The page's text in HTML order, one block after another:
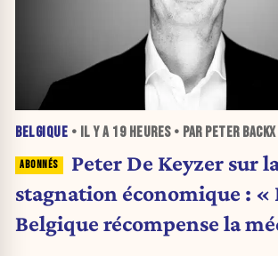
BELGIQUE • IL Y A 19 HEURES• PAR PETER BACKX
Peter De Keyzer sur
stagnation économique : «
Belgique récompense la